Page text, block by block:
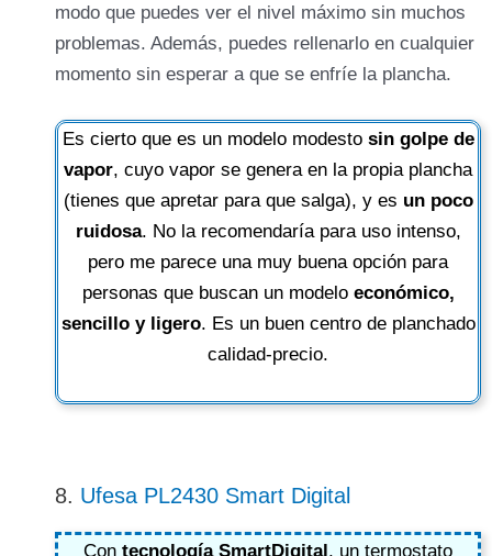
modo que puedes ver el nivel máximo sin muchos
problemas. Además, puedes rellenarlo en cualquier
momento sin esperar a que se enfríe la plancha.
Es cierto que es un modelo modesto sin golpe de
vapor, cuyo vapor se genera en la propia plancha
(tienes que apretar para que salga), y es un poco
ruidosa. No la recomendaría para uso intenso,
pero me parece una muy buena opción para
personas que buscan un modelo económico,
sencillo y ligero. Es un buen centro de planchado
calidad-precio.
8. Ufesa PL2430 Smart Digital
Con tecnología SmartDigital, un termostato